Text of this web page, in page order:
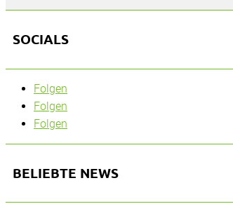
SOCIALS
Folgen
Folgen
Folgen
BELIEBTE NEWS